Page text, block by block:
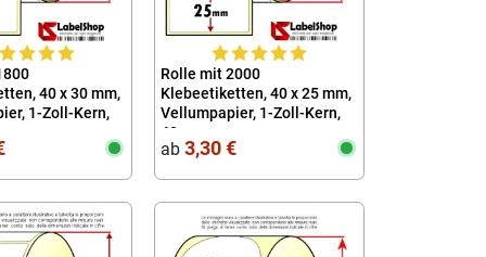
40 x 30 mm,
1-Zoll-Kern,
Rolle mit 2000
Klebeetiketten, 40 x 25 mm,
Vellumpapier, 1-Zoll-Kern,
40
ab3,30 €